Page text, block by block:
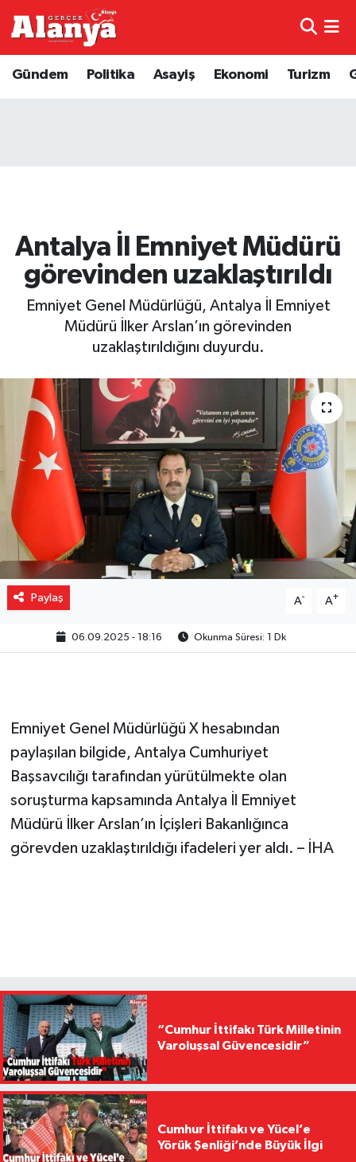
Gündem Politika Asayiş Ekonomi Turizm
Antalya İl Emniyet Müdürü
görevinden uzaklaştırıldı
Emniyet Genel Müdürlüğü, Antalya İl Emniyet
Müdürü İlker Arslan’ın görevinden
uzaklaştırıldığını duyurdu.
Paylaş A- A+
06.09.2025 - 18:16 Okunma Süresi: 1 Dk
Emniyet Genel Müdürlüğü X hesabından
paylaşılan bilgide, Antalya Cumhuriyet
Başsavcılığı tarafından yürütülmekte olan
soruşturma kapsamında Antalya İl Emniyet
Müdürü İlker Arslan’ın İçişleri Bakanlığınca
görevden uzaklaştırıldığı ifadeleri yer aldı. – İHA
“Cumhur İttifakı Türk Milletinin
Varoluşsal Güvencesidir”
Cumhur İttifakı ve Yücel’e
Yörük Şenliği’nde Büyük İlgi
Genel
Diğer
Dünya
Ekonomi
Gizlilik İlkeleri - Privacy Policy
Güncel
Gündem
Politika
Spor
Turizm
Trafik Durumu
Haber Arşivi